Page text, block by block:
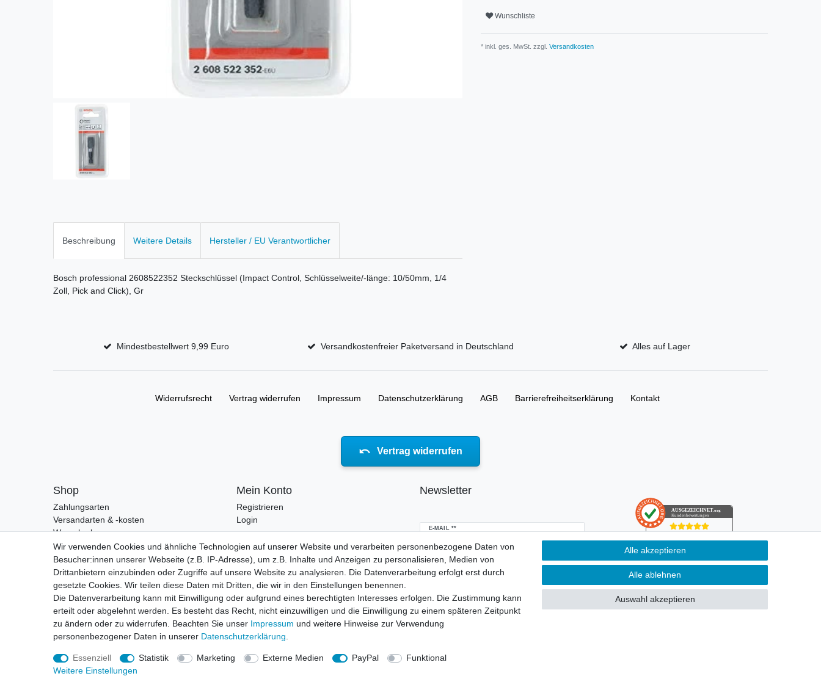
Wunschliste
* inkl. ges. MwSt. zzgl. Versandkosten
Beschreibung Weitere Details Hersteller / EU Verantwortlicher
Bosch professional 2608522352 Steckschlüssel (Impact Control, Schlüsselweite/-länge: 10/50mm, 1/4
Zoll, Pick and Click), Gr
Mindestbestellwert 9,99 Euro Versandkostenfreier Paketversand in Deutschland Alles auf Lager
Widerrufs­recht Vertrag widerrufen Impressum Daten­schutz­erklärung AGB Barrierefreiheitserklärung Kontakt
Vertrag widerrufen
Shop
Zahlungsarten
Versandarten & -kosten
Warenkorb
Zur Kasse
Mein Konto
Registrieren
Login
Newsletter
E-MAIL **
Newsletter
Hiermit bestätige ich, dass ich die
Daten­schutz­
erklärunggelesen habe. Meine Einwilligung kann ich
Abonnieren
AUSGEZEICHNET.org
Kundenbewertungen
4.91
68.357 Bewertungen
amazon.de
Wir verwenden Cookies und ähnliche Technologien auf unserer Website und verarbeiten personenbezogene Daten von
Besucher:innen unserer Webseite (z.B. IP-Adresse), um z.B. Inhalte und Anzeigen zu personalisieren, Medien von
Drittanbietern einzubinden oder Zugriffe auf unsere Website zu analysieren. Die Datenverarbeitung erfolgt erst durch
gesetzte Cookies. Wir teilen diese Daten mit Dritten, die wir in den Einstellungen benennen.
Die Datenverarbeitung kann mit Einwilligung oder aufgrund eines berechtigten Interesses erfolgen. Die Zustimmung kann
erteilt oder abgelehnt werden. Es besteht das Recht, nicht einzuwilligen und die Einwilligung zu einem späteren Zeitpunkt
zu ändern oder zu widerrufen. Beachten Sie unser Impressum und weitere Hinweise zur Verwendung
personenbezogener Daten in unserer Daten­schutz­erklärung
Essenziell Statistik Marketing Externe Medien PayPal
Funktional
Weitere Einstellungen
Alle akzeptieren
Alle ablehnen
Auswahl akzeptieren